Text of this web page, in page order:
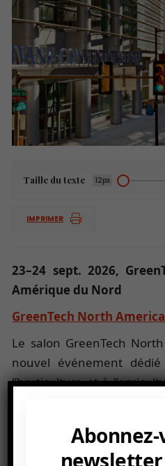
Taille du texte 12px
IMPRIMER
23–24 sept. 2026,
Amérique du Nord
GreenTech North America
Le salon GreenTech
nouvel événement
l’horticulture et à
contrôlé (CEA). Organisé
innovateurs et experts du
les dernières solutions de
Abonnez-